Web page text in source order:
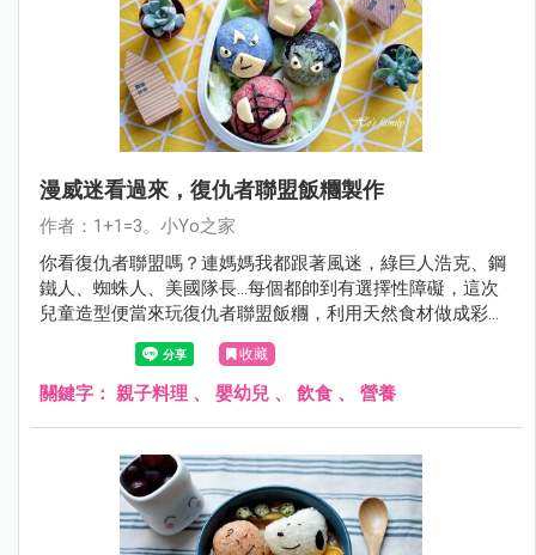
漫威迷看過來，復仇者聯盟飯糰製作
作者：1+1=3。小Yo之家
你看復仇者聯盟嗎？連媽媽我都跟著風迷，綠巨人浩克、鋼
鐵人、蜘蛛人、美國隊長…每個都帥到有選擇性障礙，這次
兒童造型便當來玩復仇者聯盟飯糰，利用天然食材做成彩色
米，每個卡通人物捏完都令人會心一笑啊！
收藏
關鍵字： 親子料理 、 嬰幼兒 、 飲食 、 營養